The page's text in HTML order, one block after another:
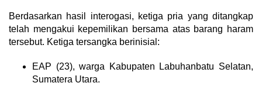
Berdasarkan hasil interogasi, ketiga pria yang ditangkap
telah mengakui kepemilikan bersama atas barang haram
tersebut. Ketiga tersangka berinisial:
EAP (23), warga Kabupaten Labuhanbatu Selatan,
Sumatera Utara.